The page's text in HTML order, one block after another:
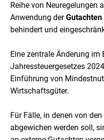
Reihe von Neuregelungen
Anwendung der
behindert und
Eine zentrale Änderung im
Jahressteuergesetzes
Einführung von
Wirtschaftsgüter.
Für Fälle, in denen von
abgewichen werden soll,